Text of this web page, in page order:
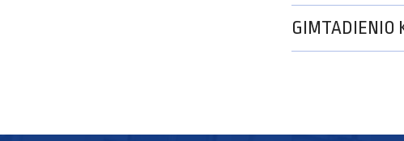
GIMTADIENIO